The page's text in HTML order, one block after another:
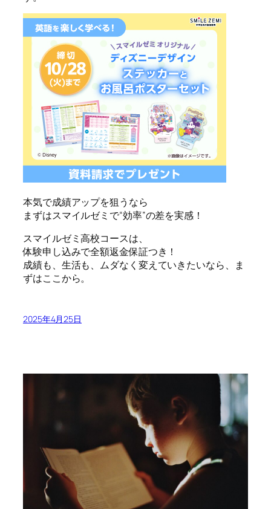
本気で成績アップを狙うなら
まずはスマイルゼミで“効率”の差を実感！
スマイルゼミ高校コースは、
体験申し込みで全額返金保証つき！
成績も、生活も、ムダなく変えていきたいなら、ま
ずはここから。
2025年4月25日